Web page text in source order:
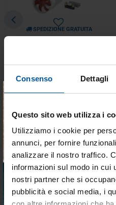
Consenso Dettagli
Questo sito web utilizza i
Utilizziamo i cookie per
annunci, per fornire
analizzare il nostro traffico.
informazioni sul modo in cui
nostri partner che si
pubblicità e social media, i
SPEDIZIONE GRATUITA
Tunnel Ø 110 mm
€ 1.600,64
DELLA
OFFERTE SPECIALI
- 28%